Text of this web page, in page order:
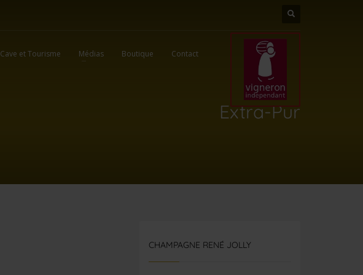
Cave et Tourisme Médias Boutique Contact
Extra-Pur
CHAMPAGNE RENÉ JOLLY